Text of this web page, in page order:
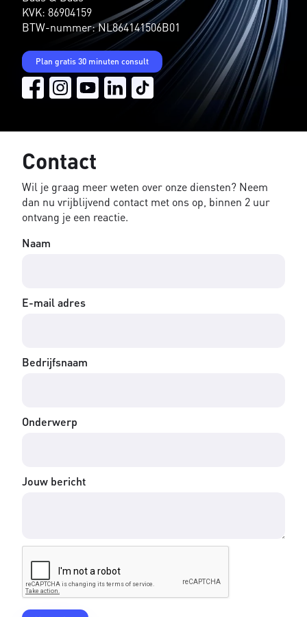
KVK: 86904159
BTW-nummer: NL864141506B01
Plan gratis 30 minuten consult
Contact
Wil je graag meer weten over onze diensten? Neem
dan nu vrijblijvend contact met ons op, binnen 2 uur
ontvang je een reactie.
Naam
E-mail adres
Bedrijfsnaam
Onderwerp
Jouw bericht